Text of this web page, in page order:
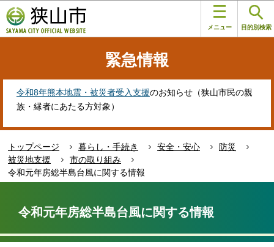
の
ペ
す
メニュー 目的別検索
緊急情報
令和8年熊本地震・被災者受入支援のお知らせ（狭山市民の親
族・縁者にあたる方対象）
トップページ 暮らし・手続き 安全・安心
防災
被災地支援
市の取り組み
令和元年房総半島台風に関する情報
か
令和元年房総半島台風に関する情報